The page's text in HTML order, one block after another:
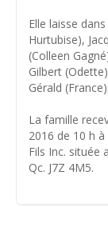
Elle laisse
Hurtubise),
(Colleen
Gilbert
Gérald
La famille
2016 de 10 h
Fils Inc. située
Qc. J7Z 4M5.